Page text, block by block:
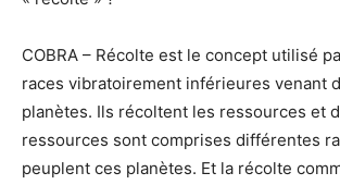
COBRA – Récolte est le concept utilisé
races vibratoirement inférieures venant
planètes. Ils récoltent les ressources et
ressources sont comprises différentes
peuplent ces planètes. Et la récolte